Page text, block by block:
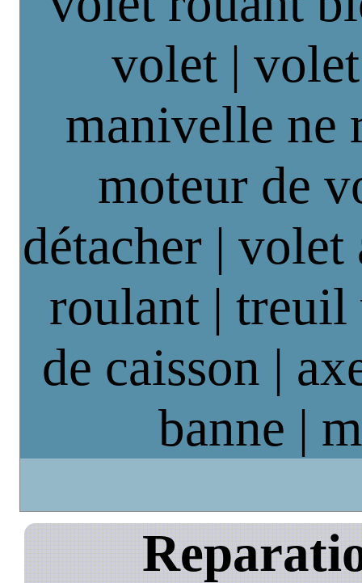
volet |
manivelle ne
moteur de
détacher | volet
roulant |
de caisson |
banne |